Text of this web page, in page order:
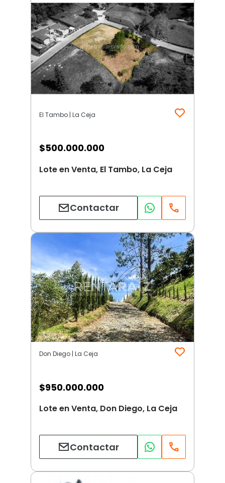
El Tambo | La Ceja
$500.000.000
Lote en Venta, El Tambo, La Ceja
Contactar
Don Diego | La Ceja
$950.000.000
Lote en Venta, Don Diego, La Ceja
Contactar